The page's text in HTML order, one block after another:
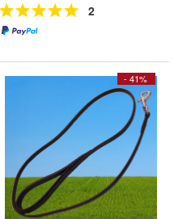
2
- 41%